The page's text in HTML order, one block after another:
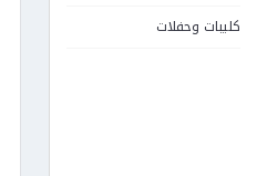
كليبات وحفلات